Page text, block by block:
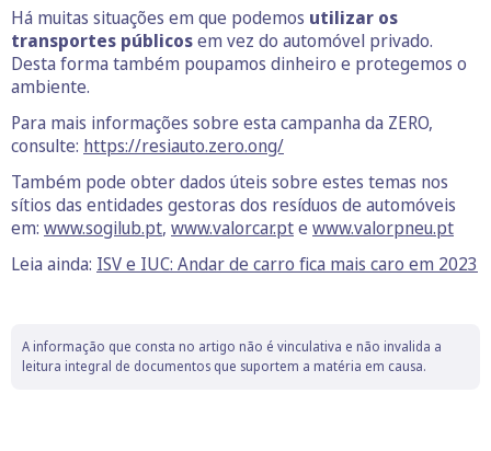
Há muitas situações em que podemos utilizar os
transportes públicosem vez do automóvel privado.
Desta forma também poupamos dinheiro e protegemos o
ambiente.
Para mais informações sobre esta campanha da ZERO,
consulte: https://resiauto.zero.ong/
Também pode obter dados úteis sobre estes temas nos
sítios das entidades gestoras dos resíduos de automóveis
em: www.sogilub.pt, www.valorcar.pte www.valorpneu.pt
Leia ainda: ISV e IUC: Andar de carro fica mais caro em 2023
A informação que consta no artigo não é vinculativa e não invalida a
leitura integral de documentos que suportem a matéria em causa.